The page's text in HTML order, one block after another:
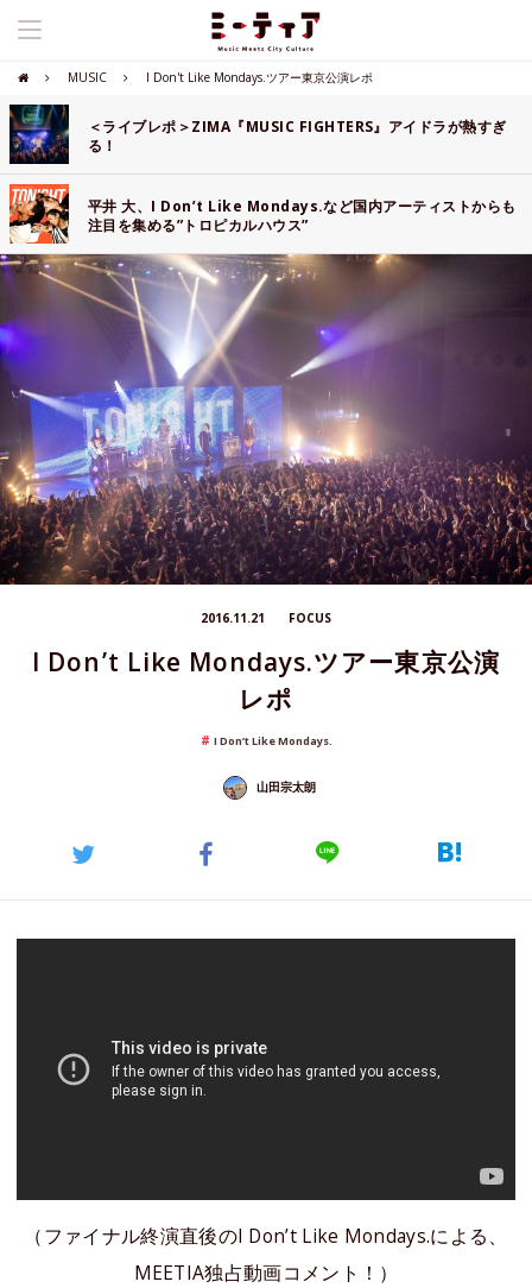
MUSIC I Don't Like Mondays.ツアー東京公演レポ
＜ライブレポ＞ZIMA『MUSIC FIGHTERS』アイドラが熱すぎ
る！
平井 大、I Don’t Like Mondays.など国内アーティストからも
注目を集める”トロピカルハウス”
2016.11.21 FOCUS
I Don’t Like Mondays.ツアー東京公演
レポ
I Don’t Like Mondays.
山田宗太朗
（ファイナル終演直後のI Don’t Like Mondays.による、
MEETIA独占動画コメント！）